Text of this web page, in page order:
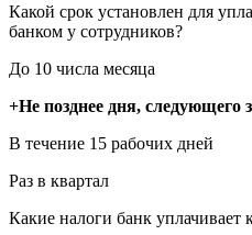
Какой срок установлен для
банком у сотрудников?
До 10 числа месяца
+Не позднее дня, следующего
В течение 15 рабочих дней
Раз в квартал
Какие налоги банк уплачивает